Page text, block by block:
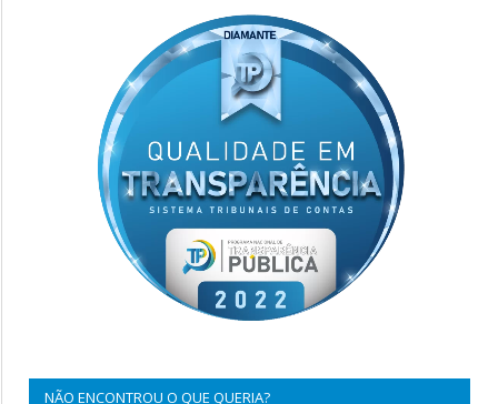
NÃO ENCONTROU O QUE QUERIA?